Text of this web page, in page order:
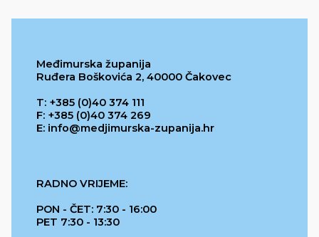
Međimurska županija
Ruđera Boškovića 2, 40000 Čakovec
T: +385 (0)40 374 111
F: +385 (0)40 374 269
E: info@medjimurska-zupanija.hr
RADNO VRIJEME:
PON - ČET: 7:30 - 16:00
PET 7:30 - 13:30